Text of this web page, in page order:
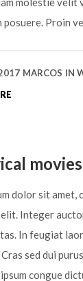
posuere. Proin
MARCOS IN
movies
dolor sit amet,
Integer
In feugiat
sed dui
congue